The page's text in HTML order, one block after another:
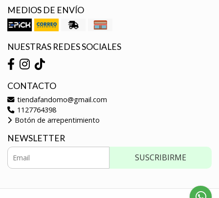
MEDIOS DE ENVÍO
NUESTRAS REDES SOCIALES
CONTACTO
tiendafandomo@gmail.com
1127764398
Botón de arrepentimiento
NEWSLETTER
SUSCRIBIRME